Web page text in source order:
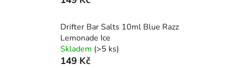
Drifter Bar Salts 10ml Blue Razz
Lemonade Ice
Skladem (>5 ks)
149 Kč